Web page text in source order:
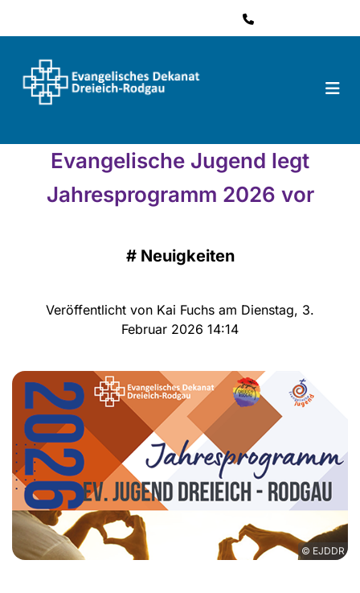

Evangelische Jugend legt
Jahresprogramm 2026 vor
# Neuigkeiten
Veröffentlicht von Kai Fuchs am Dienstag, 3.
Februar 2026 14:14
© EJDDR